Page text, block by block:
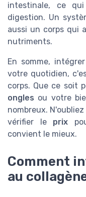
intestinale, ce
digestion. Un
aussi un corps qui
nutriments.
En somme,
votre quotidien,
corps. Que ce soit
ongles ou votre
nombreux.
vérifier le prix
convient le mieux.
Comment
au